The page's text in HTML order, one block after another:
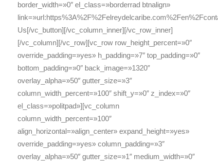
border_width=»0″ el_class=»borderrad btnalign»
Us[/vc_button][/vc_column_inner][/vc_row_inner]
[/vc_column][/vc_row][vc_row row_height_percent=»0″
override_padding=»yes» h_padding=»7″ top_padding=»0″
bottom_padding=»0″ back_image=»1320″
overlay_alpha=»50″ gutter_size=»3″
column_width_percent=»100″ shift_y=»0″ z_index=»0″
el_class=»politpad»][vc_column
column_width_percent=»100″
align_horizontal=»align_center» expand_height=»yes»
override_padding=»yes» column_padding=»3″
overlay_alpha=»50″ gutter_size=»1″ medium_width=»0″